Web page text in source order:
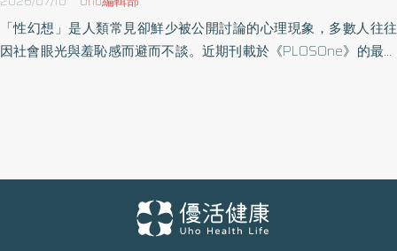
「性幻想」是人類常見卻鮮少被公開討論的心理現象，多數人往往
因社會眼光與羞恥感而避而不談。近期刊載於《PLOSOne》的最新